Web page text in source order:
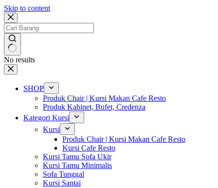
Skip to content
No results
SHOP
Produk Chair | Kursi Makan Cafe Resto
Produk Kabinet, Bufet, Credenza
Kategori Kursi
Kursi
Produk Chair | Kursi Makan Cafe Resto
Kursi Cafe Resto
Kursi Tamu Sofa Ukir
Kursi Tamu Minimalis
Sofa Tunggal
Kursi Santai